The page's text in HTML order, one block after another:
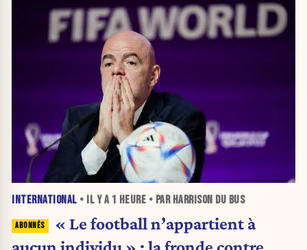
INTERNATIONAL • IL Y A 1 HEURE • PAR HARRISON DU BUS
« Le football n’appartient à